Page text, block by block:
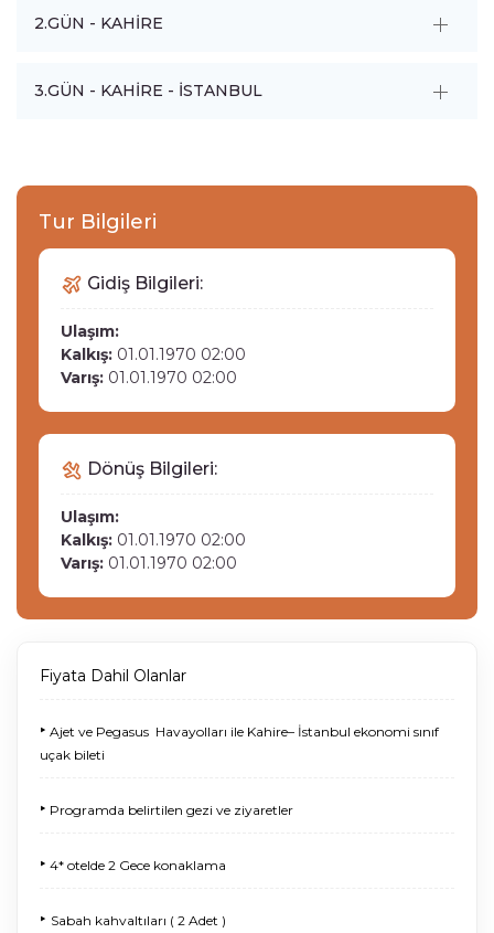
2.GÜN - KAHİRE
3.GÜN - KAHİRE - İSTANBUL
Tur Bilgileri
Gidiş Bilgileri:
Ulaşım:
Kalkış: 01.01.1970 02:00
Varış: 01.01.1970 02:00
Dönüş Bilgileri:
Ulaşım:
Kalkış: 01.01.1970 02:00
Varış: 01.01.1970 02:00
Fiyata Dahil Olanlar
‣ Ajet ve Pegasus Havayolları ile Kahire– İstanbul ekonomi sınıf
uçak bileti
‣ Programda belirtilen gezi ve ziyaretler
‣ 4* otelde 2 Gece konaklama
‣ Sabah kahvaltıları ( 2 Adet )